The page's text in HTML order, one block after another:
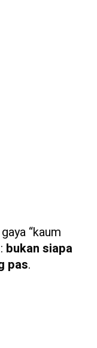
“kaum
bukan siapa
pas.